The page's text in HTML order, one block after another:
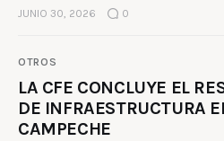
JUNIO 30, 2026 0
OTROS
LA CFE CONCLUYE EL
DE INFRAESTRUCTURA
CAMPECHE